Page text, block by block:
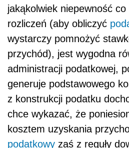
jakąkolwiek niepewność co
rozliczeń (aby obliczyć
wystarczy pomnożyć
przychód), jest wygodna
administracji podatkowej,
generuje podstawowego
z konstrukcji podatku
chce wykazać, że
kosztem uzyskania
podatkowy zaś z reguły